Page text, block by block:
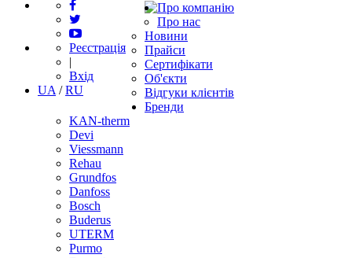
Реєстрація
|
Вхід
UA /RU
Про компанію
Про нас
Новини
Прайси
Сертифікати
Об'єкти
Відгуки клієнтів
Бренди
KAN-therm
Devi
Viessmann
Rehau
Grundfos
Danfoss
Bosch
Buderus
UTERM
Purmo